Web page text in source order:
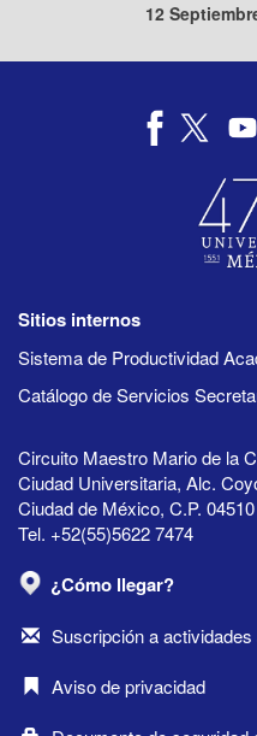
12
Sitios internos
Sistema de Productividad
Catálogo de Servicios
Circuito Maestro Mario de la
Ciudad Universitaria, Alc.
Ciudad de México, C.P. 04510
Tel. +52(55)5622 7474
¿Cómo llegar?
Suscripción a
Aviso de privacidad